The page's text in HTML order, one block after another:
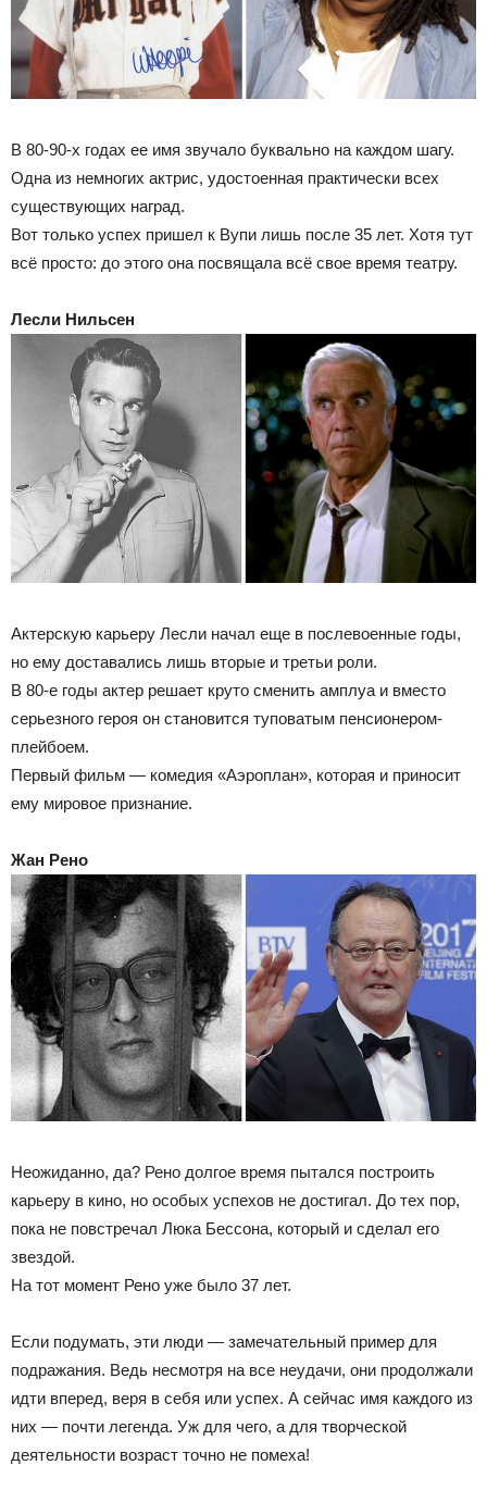
В 80-90-х годах ее имя звучало буквально на каждом шагу.
Одна из немногих актрис, удостоенная практически всех
существующих наград.
Вот только успех пришел к Вупи лишь после 35 лет. Хотя тут
всё просто: до этого она посвящала всё свое время театру.
Лесли Нильсен
Актерскую карьеру Лесли начал еще в послевоенные годы,
но ему доставались лишь вторые и третьи роли.
В 80-е годы актер решает круто сменить амплуа и вместо
серьезного героя он становится туповатым пенсионером-
плейбоем.
Первый фильм — комедия «Аэроплан», которая и приносит
ему мировое признание.
Жан Рено
Неожиданно, да? Рено долгое время пытался построить
карьеру в кино, но особых успехов не достигал. До тех пор,
пока не повстречал Люка Бессона, который и сделал его
звездой.
На тот момент Рено уже было 37 лет.
Если подумать, эти люди — замечательный пример для
подражания. Ведь несмотря на все неудачи, они продолжали
идти вперед, веря в себя или успех. А сейчас имя каждого из
них — почти легенда. Уж для чего, а для творческой
деятельности возраст точно не помеха!